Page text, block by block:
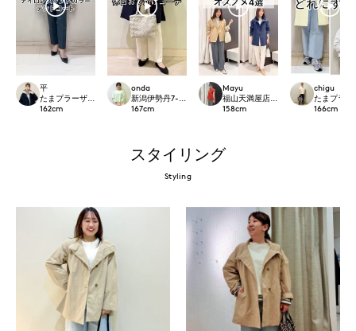
平
たまプラーザ東急I.T.'S.international
162cm
onda
新潟伊勢丹7-IDconcept.
167cm
Mayu
福山天満屋店INED/7-IDconcept./
158cm
chigu
たまプラ
166cm
スタイリング
Styling